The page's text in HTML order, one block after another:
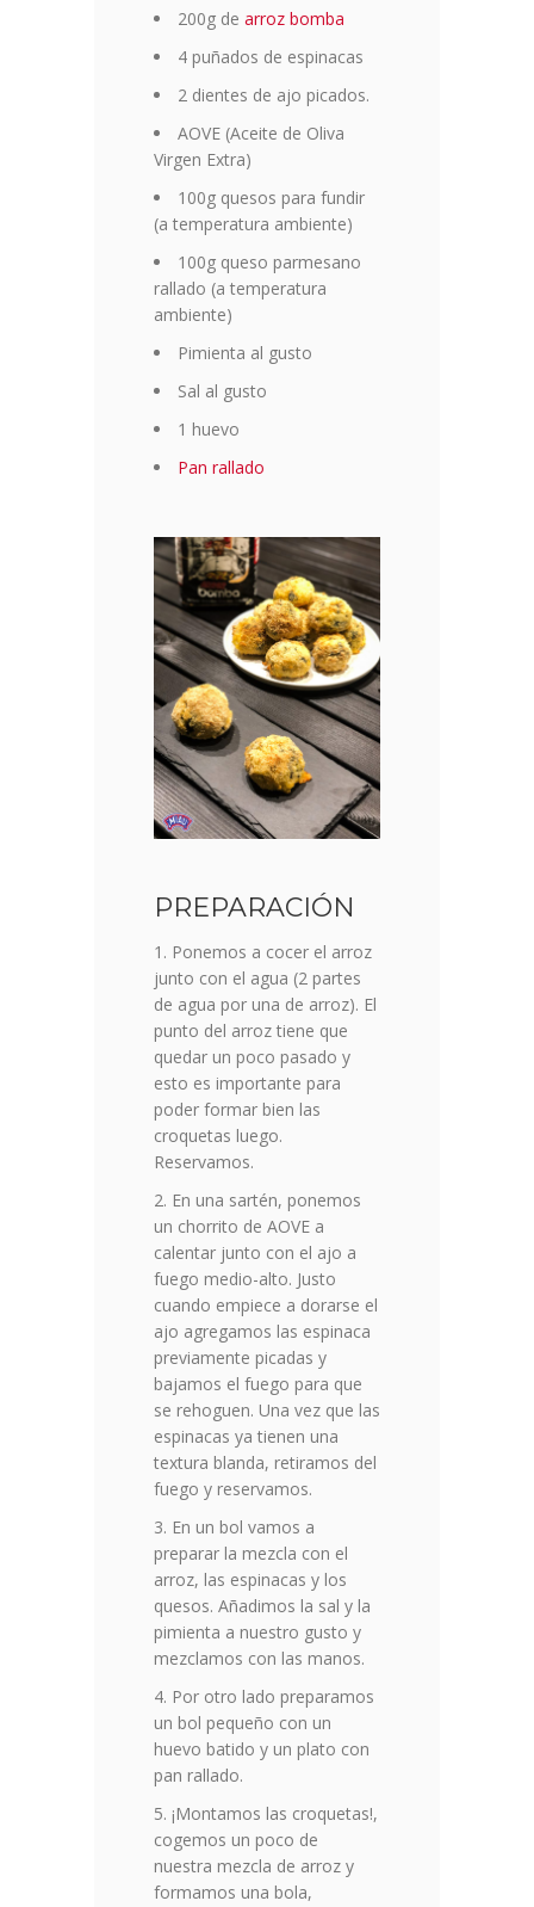
200g de arroz bomba
4 puñados de espinacas
2 dientes de ajo picados.
AOVE (Aceite de Oliva
Virgen Extra)
100g quesos para fundir
(a temperatura ambiente)
100g queso parmesano
rallado (a temperatura
ambiente)
Pimienta al gusto
Sal al gusto
1 huevo
Pan rallado
PREPARACIÓN
Ponemos a cocer el arroz
junto con el agua (2 partes
de agua por una de arroz). El
punto del arroz tiene que
quedar un poco pasado y
esto es importante para
poder formar bien las
croquetas luego.
Reservamos.
En una sartén, ponemos
un chorrito de AOVE a
calentar junto con el ajo a
fuego medio-alto. Justo
cuando empiece a dorarse el
ajo agregamos las espinaca
previamente picadas y
bajamos el fuego para que
se rehoguen. Una vez que las
espinacas ya tienen una
textura blanda, retiramos del
fuego y reservamos.
En un bol vamos a
preparar la mezcla con el
arroz, las espinacas y los
quesos. Añadimos la sal y la
pimienta a nuestro gusto y
mezclamos con las manos.
Por otro lado preparamos
un bol pequeño con un
huevo batido y un plato con
pan rallado.
¡Montamos las croquetas!,
cogemos un poco de
nuestra mezcla de arroz y
formamos una bola,